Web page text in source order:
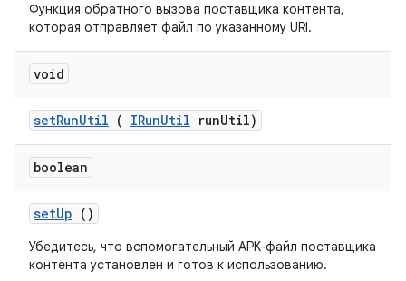
Функция обратного вызова поставщика контента,
которая отправляет файл по указанному URI.
void
setRunUtil ( IRunUtil runUtil)
boolean
setUp ()
Убедитесь, что вспомогательный APK-файл поставщика
контента установлен и готов к использованию.